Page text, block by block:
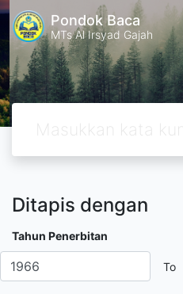
Pondok Baca
MTs Al Irsyad Gajah
Ditapis dengan
Tahun Penerbitan
To